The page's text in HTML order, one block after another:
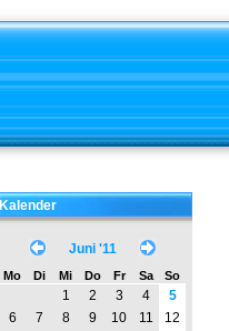
Kalender
Juni '11
Mo Di Mi Do Fr Sa So
1 2 3 4
5
6
7 8 9 10 11
12